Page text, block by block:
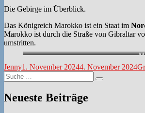
Die Gebirge im Überblick.
Das Königreich Marokko ist ein Staat im
Marokko ist durch die Straße von Gibraltar
umstritten.
Autor
JennyVeröffentlicht
am
1. November 20244. November 2024
Suche
nach:
Suchen
Neueste Beiträge